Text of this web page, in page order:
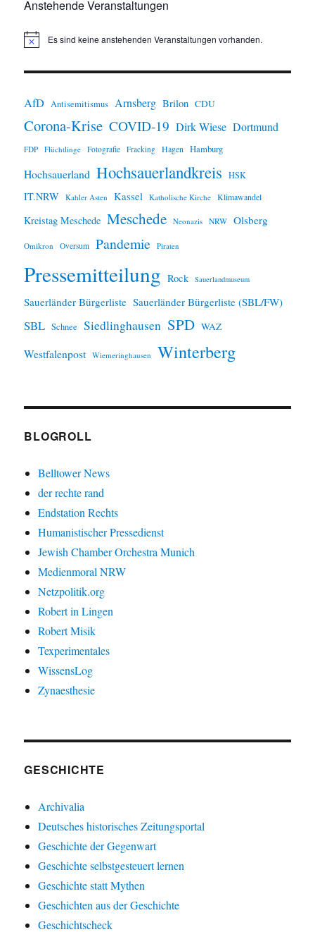
Anstehende Veranstaltungen
H
w
s
Es sind keine anstehenden Veranstaltungen vorhanden.
AfD Antisemitismus Arnsberg Brilon CDU
Corona-Krise COVID-19 Dirk Wiese Dortmund
FDP Flüchtlinge Fotografie Fracking Hagen Hamburg
Hochsauerland Hochsauerlandkreis HSK
IT.NRW Kahler Asten Kassel Katholische Kirche Klimawandel
Kreistag Meschede Meschede Neonazis NRW Olsberg
Omikron Oversum Pandemie Piraten
Pressemitteilung Rock Sauerlandmuseum
Sauerländer Bürgerliste Sauerländer Bürgerliste (SBL/FW)
SBL Schnee Siedlinghausen SPD WAZ
Westfalenpost Wiemeringhausen Winterberg
BLOGROLL
Belltower News
der rechte rand
Endstation Rechts
Humanistischer Pressedienst
Jewish Chamber Orchestra Munich
Medienmoral NRW
Netzpolitik.org
Robert in Lingen
Robert Misik
Texperimentales
WissensLog
Zynaesthesie
GESCHICHTE
Archivalia
Deutsches historisches Zeitungsportal
Geschichte der Gegenwart
Geschichte selbstgesteuert lernen
Geschichte statt Mythen
Geschichten aus der Geschichte
Geschichtscheck